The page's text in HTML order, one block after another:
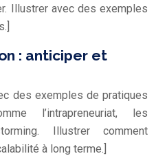
Illustrer avec des exemples
: anticiper et
des exemples de pratiques
l’intrapreneuriat, les
Illustrer comment
à long terme.]